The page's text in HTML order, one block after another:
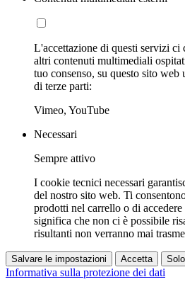
L'accettazione di questi servizi ci
altri contenuti multimediali
tuo consenso, su questo sito
di terze parti:
Vimeo, YouTube
Necessari
Sempre attivo
I cookie tecnici necessari
del nostro sito web. Ti
prodotti nel carrello o di
significa che non ci è possibile
risultanti non verranno mai
Salvare le impostazioni Accetta
Informativa sulla protezione dei dati